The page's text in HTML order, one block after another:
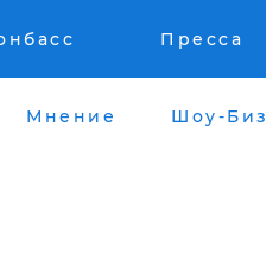
Пресса
Мнение Шоу-Биз